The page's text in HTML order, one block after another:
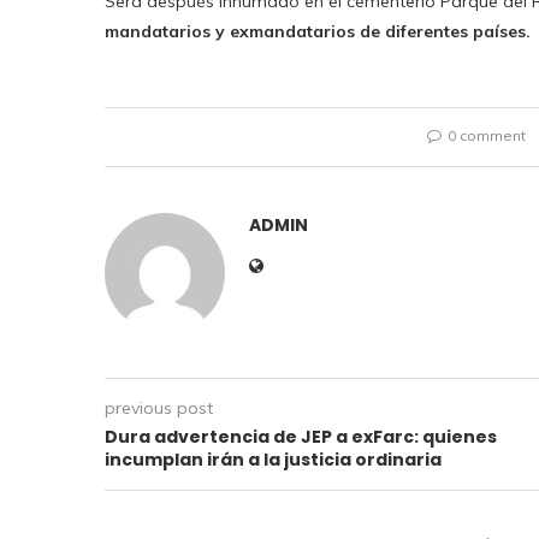
mandatarios y exmandatarios de diferentes países.
0 comment
ADMIN
previous post
Dura advertencia de JEP a exFarc: quienes
incumplan irán a la justicia ordinaria